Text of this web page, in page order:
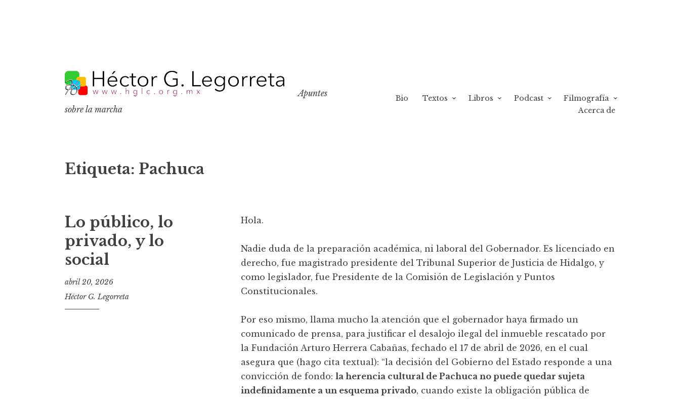
k
i
p
o
n
n
Apuntes
sobre la marcha
Bio Textos Libros Podcast
Filmografía
Acerca de
Etiqueta: Pachuca
Lo público, lo
privado, y lo
social
abril 20, 2026
Héctor G. Legorreta
Hola.
Nadie duda de la preparación académica, ni laboral del Gobernador. Es licenciado en
derecho, fue magistrado presidente del Tribunal Superior de Justicia de Hidalgo, y
como legislador, fue Presidente de la Comisión de Legislación y Puntos
Constitucionales.
Por eso mismo, llama mucho la atención que el gobernador haya firmado un
comunicado de prensa, para justificar el desalojo ilegal del inmueble rescatado por
la Fundación Arturo Herrera Cabañas, fechado el 17 de abril de 2026, en el cual
asegura que (hago cita textual): “la decisión del Gobierno del Estado responde a una
convicción de fondo:la herencia cultural de Pachuca no puede quedar sujeta
indefinidamente a un esquema privado, cuando existe la obligación pública de